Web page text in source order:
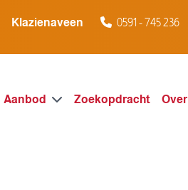
Klazienaveen
0591 - 745 236
Aanbod Zoekopdracht